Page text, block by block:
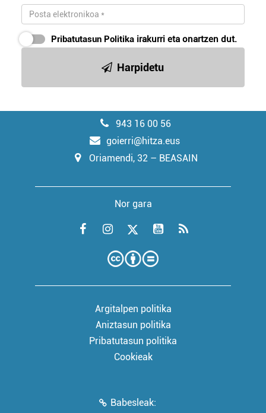
Pribatutasun Politika irakurri eta onartzen dut.
Harpidetu
943 16 00 56
goierri@hitza.eus
Oriamendi, 32 – BEASAIN
Nor gara
Argitalpen politika
Aniztasun politika
Pribatutasun politika
Cookieak
Babesleak: